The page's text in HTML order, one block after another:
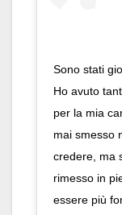
Sono stati
Ho avuto
per la mia
mai smesso
credere, ma
rimesso in
essere più